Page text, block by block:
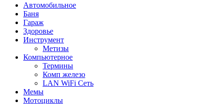
Автомобильное
Баня
Гараж
Здоровье
Инструмент
Метизы
Компьютерное
Термины
Комп железо
LAN WiFi Сеть
Мемы
Мотоциклы